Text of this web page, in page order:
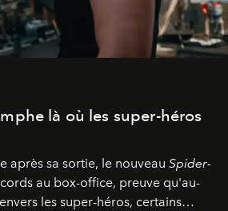
là où les super-héros
après sa sortie, le nouveau Spider-
au box-office, preuve qu'au-
les super-héros, certains